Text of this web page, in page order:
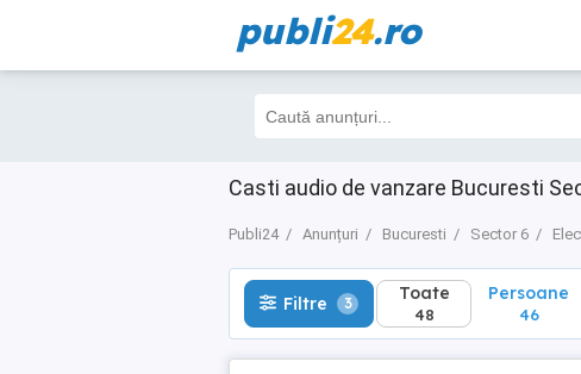
publi24.ro
Casti audio de vanzare Bucuresti
Publi24 Anunțuri Bucuresti Sector 6
Filtre 3 Toate
48
Filtre 3 Toate
48
Persoane
46